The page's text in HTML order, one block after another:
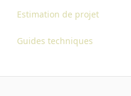
Estimation de projet
Guides techniques